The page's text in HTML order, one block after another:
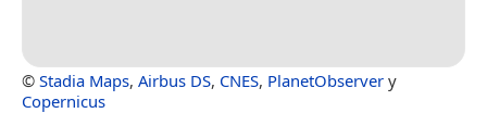
© Stadia Maps, Airbus DS, CNES, PlanetObserver y
Copernicus